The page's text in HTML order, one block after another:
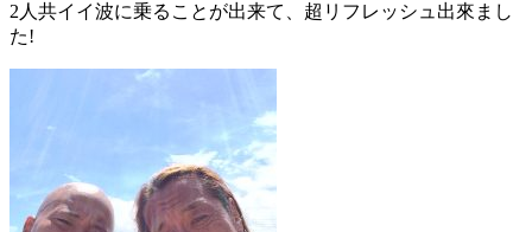
2人共イイ波に乗ることが出来て、超リフレッシュ出來まし
た!